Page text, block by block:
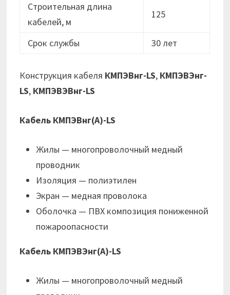
Строительная длина
кабелей, м
125
Срок службы 30 лет
Конструкция кабеля КМПЭВнг-LS, КМПЭВЭнг-
LS, КМПЭВЭВнг-LS
Кабель КМПЭВнг(А)-LS
Жилы — многопроволочный медный
проводник
Изоляция — полиэтилен
Экран — медная проволока
Оболочка — ПВХ композиция пониженной
пожароопасности
Кабель КМПЭВЭнг(А)-LS
Жилы — многопроволочный медный